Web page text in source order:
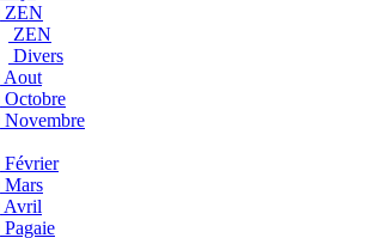
ZEN
ZEN
Divers
Aout
Octobre
Novembre
Février
Mars
Avril
Pagaie